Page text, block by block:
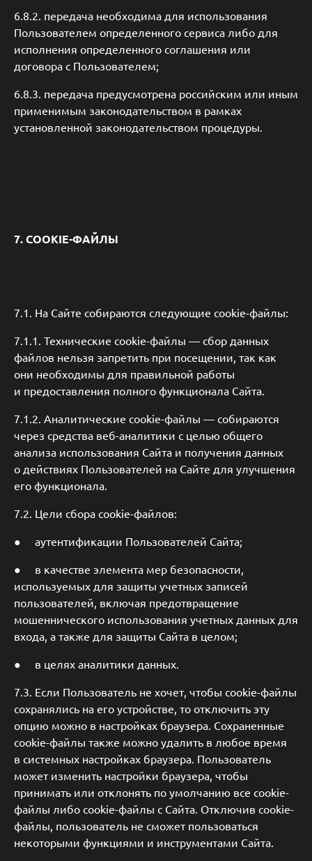
6.8.2. передача необходима для использования
Пользователем определенного сервиса либо для
исполнения определенного соглашения или
договора с Пользователем;
6.8.3. передача предусмотрена российским или иным
применимым законодательством в рамках
установленной законодательством процедуры.
7. COOKIE-ФАЙЛЫ
7.1. На Сайте собираются следующие cookie-файлы:
7.1.1. Технические сookie-файлы — сбор данных
файлов нельзя запретить при посещении, так как
они необходимы для правильной работы
и предоставления полного функционала Сайта.
7.1.2. Аналитические cookie-файлы — собираются
через средства веб-аналитики с целью общего
анализа использования Сайта и получения данных
о действиях Пользователей на Сайте для улучшения
его функционала.
7.2. Цели сбора cookie-файлов:
● аутентификации Пользователей Сайта;
● в качестве элемента мер безопасности,
используемых для защиты учетных записей
пользователей, включая предотвращение
мошеннического использования учетных данных для
входа, а также для защиты Сайта в целом;
● в целях аналитики данных.
7.3. Если Пользователь не хочет, чтобы cookie-файлы
сохранялись на его устройстве, то отключить эту
опцию можно в настройках браузера. Сохраненные
cookie-файлы также можно удалить в любое время
в системных настройках браузера. Пользователь
может изменить настройки браузера, чтобы
принимать или отклонять по умолчанию все cookie-
файлы либо cookie-файлы с Сайта. Отключив cookie-
файлы, пользователь не сможет пользоваться
некоторыми функциями и инструментами Сайта.